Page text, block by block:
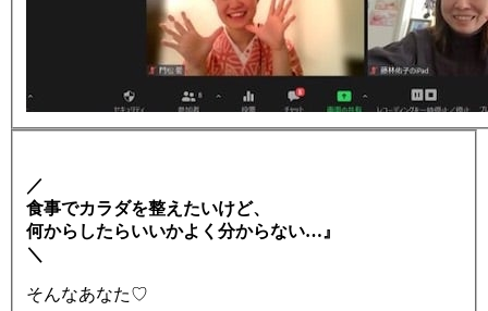
／
食事でカラダを整えたいけど、
何からしたらいいかよく分からない…』
＼
そんなあなた♡